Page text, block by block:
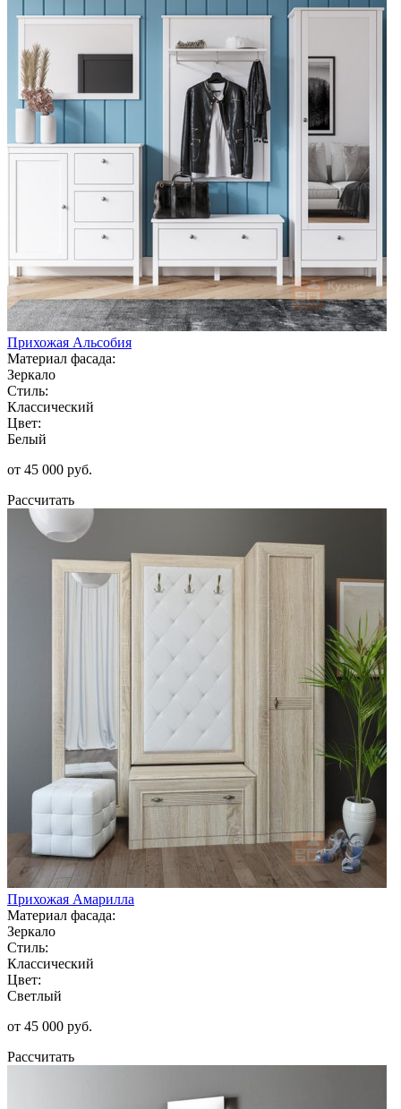
Прихожая Альсобия
Материал фасада:
Зеркало
Стиль:
Классический
Цвет:
Белый
от 45 000 руб.
Рассчитать
Прихожая Амарилла
Материал фасада:
Зеркало
Стиль:
Классический
Цвет:
Светлый
от 45 000 руб.
Рассчитать